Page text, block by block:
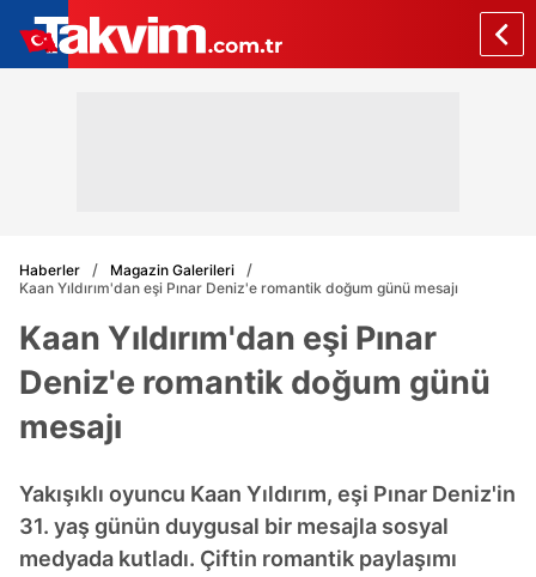
Haberler
Magazin Galerileri
Kaan Yıldırım'dan eşi Pınar Deniz'e romantik doğum günü mesajı
Kaan Yıldırım'dan eşi Pınar
Deniz'e romantik doğum günü
mesajı
Yakışıklı oyuncu Kaan Yıldırım, eşi Pınar Deniz'in
31. yaş günün duygusal bir mesajla sosyal
medyada kutladı. Çiftin romantik paylaşımı